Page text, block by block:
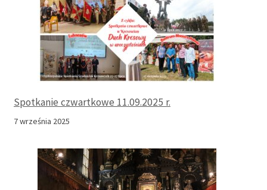
Spotkanie czwartkowe 11.09.2025 r.
7 września 2025